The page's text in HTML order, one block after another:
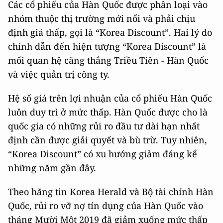
Các cổ phiếu của Hàn Quốc được phân loại vào
nhóm thuộc thị trường mới nổi và phải chịu
định giá thấp, gọi là “Korea Discount”. Hai lý do
chính dẫn đến hiện tượng “Korea Discount” là
mối quan hệ căng thẳng Triều Tiên - Hàn Quốc
và việc quản trị công ty.
Hệ số giá trên lợi nhuận của cổ phiếu Hàn Quốc
luôn duy trì ở mức thấp. Hàn Quốc được cho là
quốc gia có những rủi ro đầu tư dài hạn nhất
định cần được giải quyết và bù trừ. Tuy nhiên,
“Korea Discount” có xu hướng giảm đáng kể
những năm gần đây.
Theo hãng tin Korea Herald và Bộ tài chính Hàn
Quốc, rủi ro vỡ nợ tín dụng của Hàn Quốc vào
tháng Mười Một 2019 đã giảm xuống mức thấp